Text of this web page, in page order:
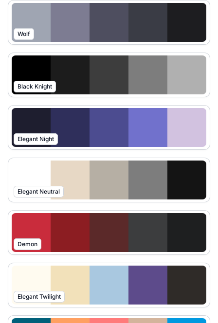
Wolf
Black Knight
Elegant Night
Elegant Neutral
Demon
Elegant Twilight